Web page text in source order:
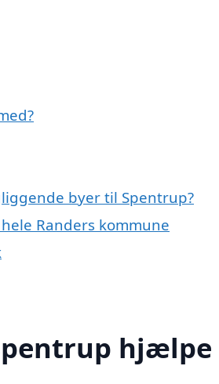
byer til Spentrup?
Randers kommune
hjælpe